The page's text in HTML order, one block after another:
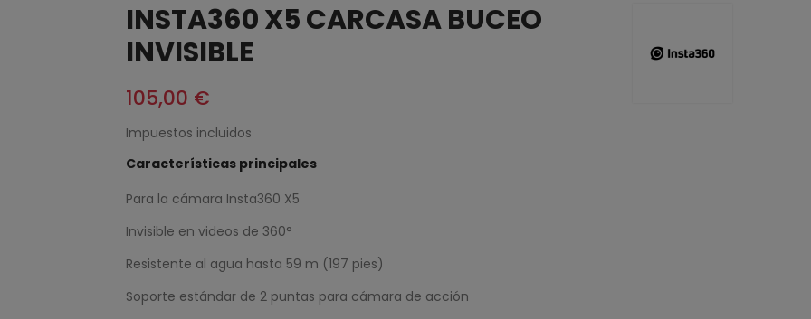
INSTA360 X5 CARCASA BUCEO
INVISIBLE
105,00 €
Impuestos incluidos
Características principales
Para la cámara Insta360 X5
Invisible en videos de 360°
Resistente al agua hasta 59 m (197 pies)
Soporte estándar de 2 puntas para cámara de acción